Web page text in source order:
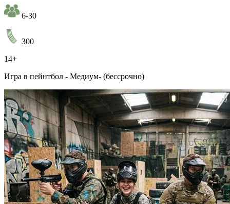
6-30
300
14+
Игра в пейнтбол - Медиум- (бессрочно)